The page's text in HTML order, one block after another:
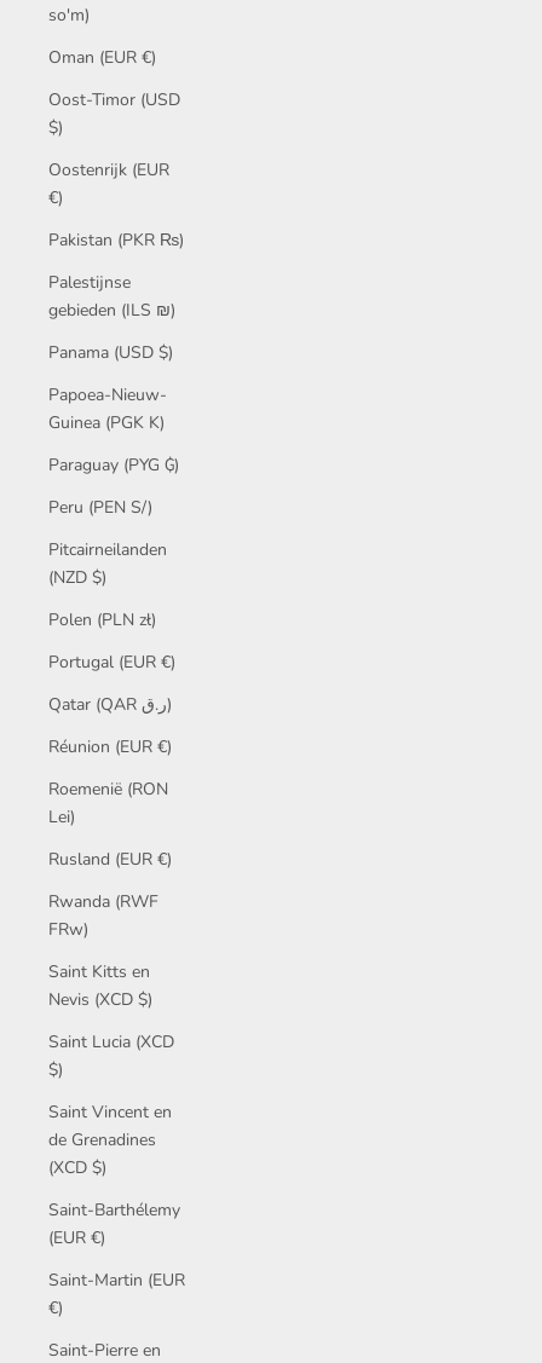
so'm)
Oman (EUR €)
Oost-Timor (USD
$)
Oostenrijk (EUR
€)
Pakistan (PKR ₨)
Palestijnse
gebieden (ILS ₪)
Panama (USD $)
Papoea-Nieuw-
Guinea (PGK K)
Paraguay (PYG ₲)
Peru (PEN S/)
Pitcairneilanden
(NZD $)
Polen (PLN zł)
Portugal (EUR €)
Qatar (QAR ر.ق)
Réunion (EUR €)
Roemenië (RON
Lei)
Rusland (EUR €)
Rwanda (RWF
FRw)
Saint Kitts en
Nevis (XCD $)
Saint Lucia (XCD
$)
Saint Vincent en
de Grenadines
(XCD $)
Saint-Barthélemy
(EUR €)
Saint-Martin (EUR
€)
Saint-Pierre en